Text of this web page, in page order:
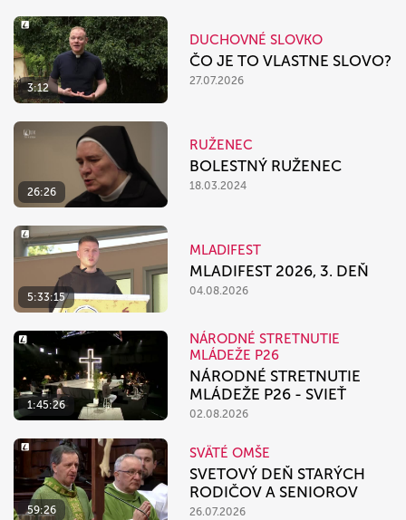
3:12
DUCHOVNÉ SLOVKO
ČO JE TO VLASTNE SLOVO?
27.07.2026
26:26
RUŽENEC
BOLESTNÝ RUŽENEC
18.03.2024
5:33:15
MLADIFEST
MLADIFEST 2026, 3. DEŇ
04.08.2026
1:45:26
NÁRODNÉ STRETNUTIE
MLÁDEŽE P26
NÁRODNÉ STRETNUTIE
MLÁDEŽE P26 - SVIEŤ
02.08.2026
59:26
SVÄTÉ OMŠE
SVETOVÝ DEŇ STARÝCH
RODIČOV A SENIOROV
26.07.2026